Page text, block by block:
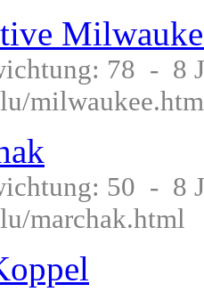
78 - 8
50 - 8
marchak.html